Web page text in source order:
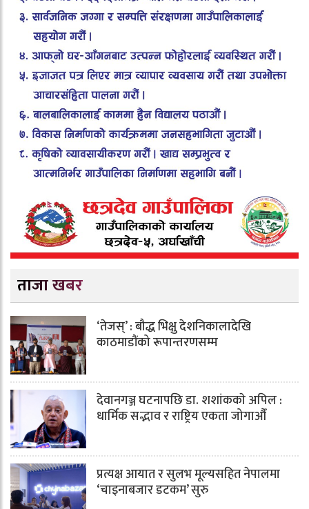
ताजा खबर
‘तेजस्’ : बौद्ध भिक्षु देशनिकालादेखि
काठमाडौंको रूपान्तरणसम्म
देवानगञ्ज घटनापछि डा. शशांककाे अपिल :
धार्मिक सद्भाव र राष्ट्रिय एकता जोगाऔँ
प्रत्यक्ष आयात र सुलभ मूल्यसहित नेपालमा
‘चाइनाबजार डटकम’ सुरु